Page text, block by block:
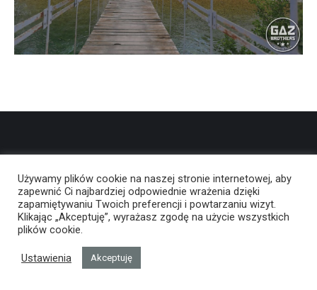
Używamy plików cookie na naszej stronie internetowej, aby
zapewnić Ci najbardziej odpowiednie wrażenia dzięki
zapamiętywaniu Twoich preferencji i powtarzaniu wizyt.
Klikając „Akceptuję”, wyrażasz zgodę na użycie wszystkich
plików cookie.
Ustawienia Akceptuję